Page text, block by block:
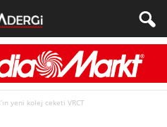
yeni kolej ceketi VRCT